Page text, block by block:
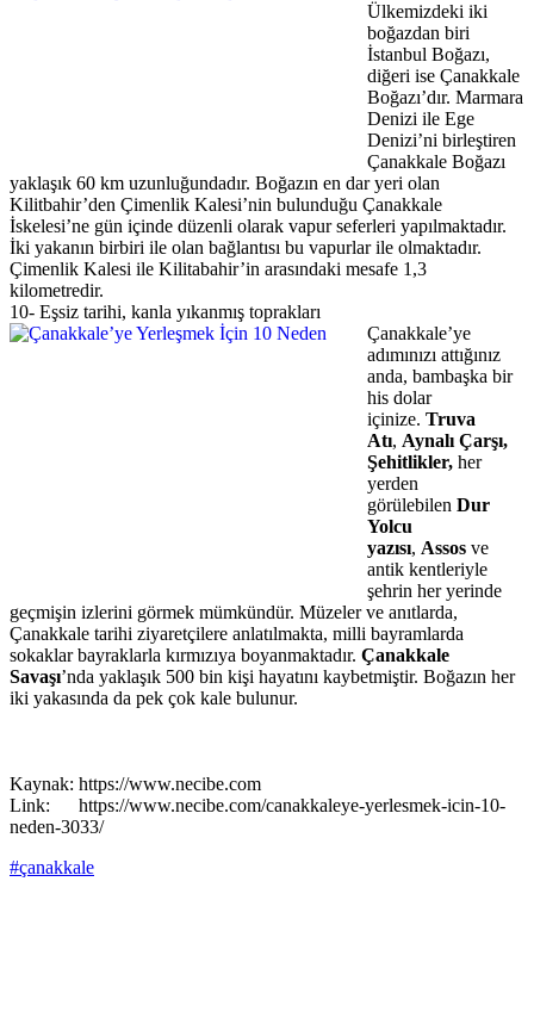
Ülkemizdeki iki
boğazdan biri
İstanbul Boğazı,
diğeri ise Çanakkale
Boğazı’dır. Marmara
Denizi ile Ege
Denizi’ni birleştiren
Çanakkale Boğazı
yaklaşık 60 km uzunluğundadır. Boğazın en dar yeri olan
Kilitbahir’den Çimenlik Kalesi’nin bulunduğu Çanakkale
İskelesi’ne gün içinde düzenli olarak vapur seferleri yapılmaktadır.
İki yakanın birbiri ile olan bağlantısı bu vapurlar ile olmaktadır.
Çimenlik Kalesi ile Kilitabahir’in arasındaki mesafe 1,3
kilometredir.
10- Eşsiz tarihi, kanla yıkanmış toprakları
Çanakkale’ye
adımınızı attığınız
anda, bambaşka bir
his dolar
içinize. Truva
Atı, Aynalı Çarşı,
Şehitlikler, her
yerden
görülebilen Dur
Yolcu
yazısı, Assos ve
antik kentleriyle
şehrin her yerinde
geçmişin izlerini görmek mümkündür. Müzeler ve anıtlarda,
Çanakkale tarihi ziyaretçilere anlatılmakta, milli bayramlarda
sokaklar bayraklarla kırmızıya boyanmaktadır. Çanakkale
Savaşı’nda yaklaşık 500 bin kişi hayatını kaybetmiştir. Boğazın her
iki yakasında da pek çok kale bulunur.
Kaynak: https://www.necibe.com
Link: https://www.necibe.com/canakkaleye-yerlesmek-icin-10-
neden-3033/
#çanakkale